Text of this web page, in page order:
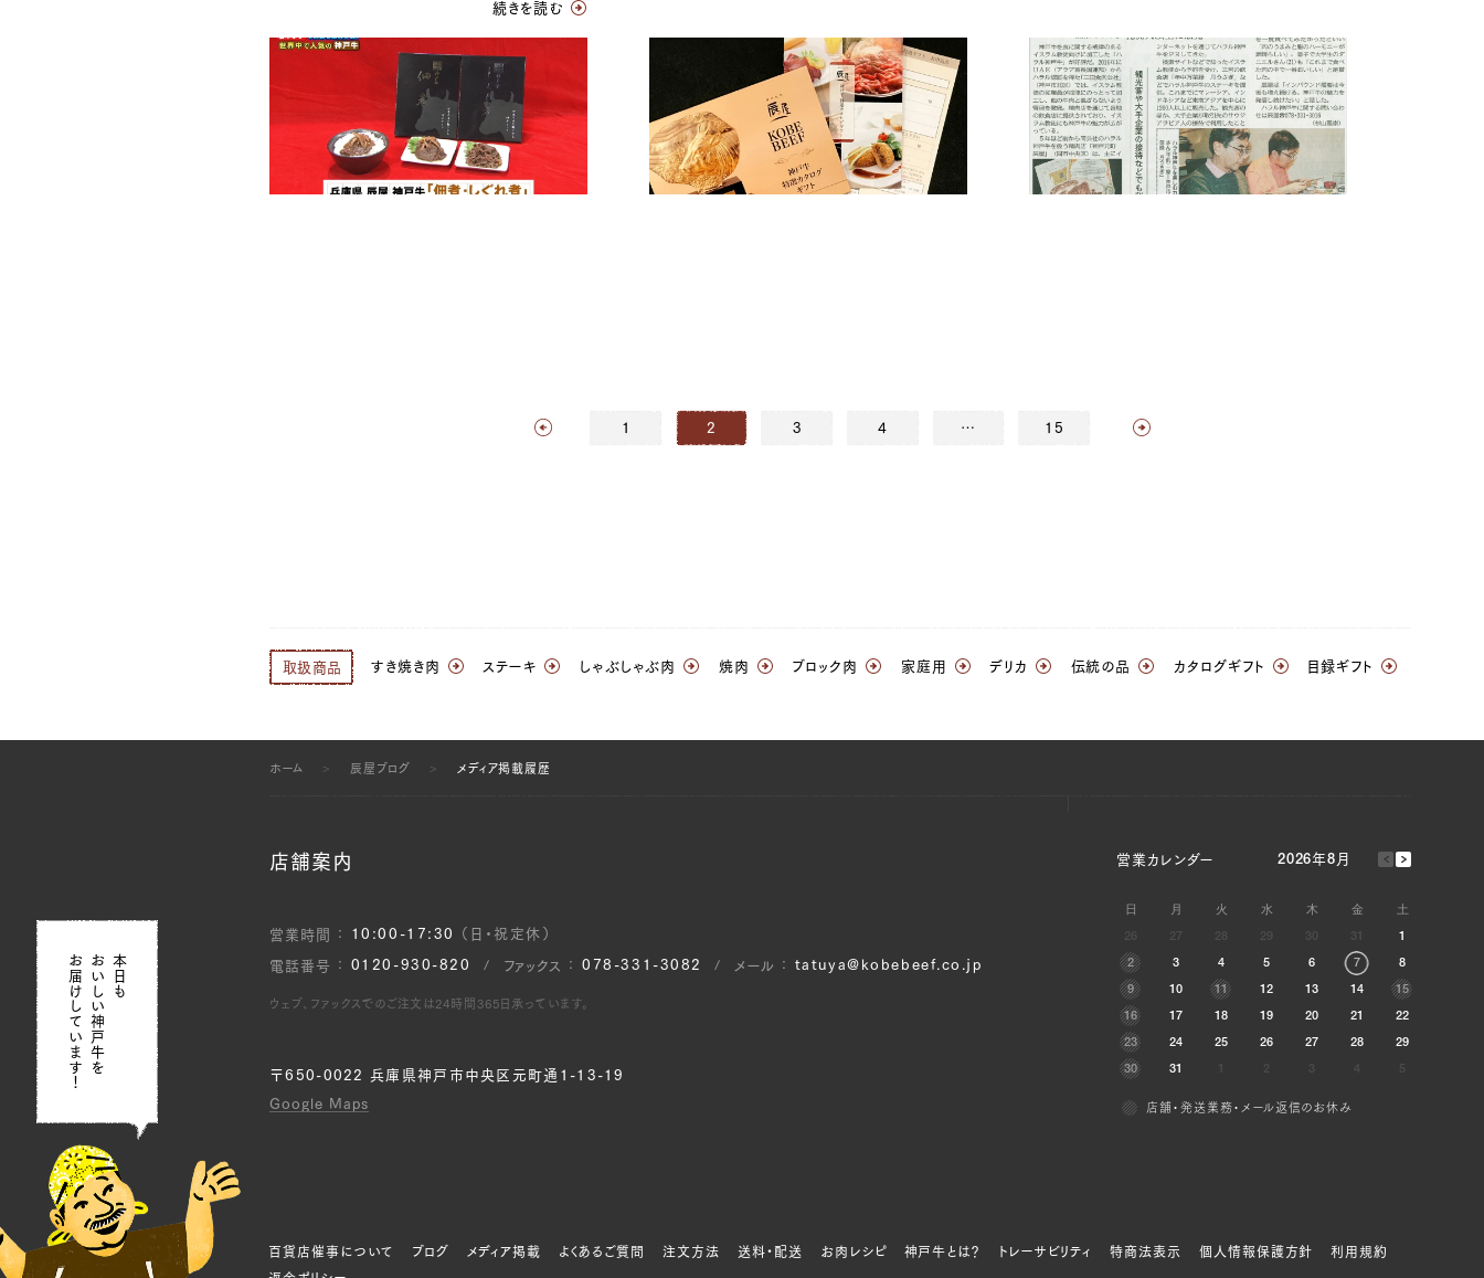
続きを読む
1 2 3 4 … 15
取扱商品 すき焼き肉 ステーキ しゃぶしゃぶ肉 焼肉 ブロック肉 家庭用 デリカ 伝統の品 カタログギフト 目録ギフト
ホーム 辰屋ブログ メディア掲載履歴
店舗案内
営業時間 10:00-17:30 （日・祝定休）
電話番号 0120-930-820 ファックス 078-331-3082 メール tatuya@kobebeef.co.jp
ウェブ、ファックスでのご注文は 24時間365日承っています。
〒650-0022 兵庫県神戸市中央区元町通1-13-19
Google Maps
営業カレンダー 2026年8月
日 月 火 水 木 金 土
26 27 28 29 30 31 1
2 3 4 5 6 7 8
9 10 11 12 13 14 15
16 17 18 19 20 21 22
23 24 25 26 27 28 29
30 31 1 2 3 4
店舗・発送業務・メール返信のお休み
百貨店催事について ブログ メディア掲載 よくあるご質問 注文方法 送料・配送 お肉レシピ 神戸牛とは？ トレーサビリティ 特商法表示 個人情報保護方針
利用規約
本日も
おいしい神戸牛を
お届けしています！